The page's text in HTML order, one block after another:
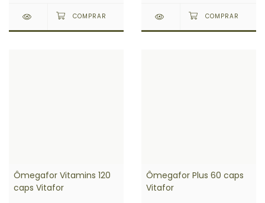
Ômegafor Vitamins 120
caps Vitafor
Ômegafor Plus 60 caps
Vitafor